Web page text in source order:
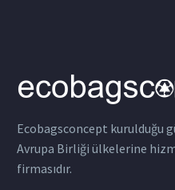
Ecobagsconcept kurulduğu
Avrupa Birliği ülkelerine
firmasıdır.